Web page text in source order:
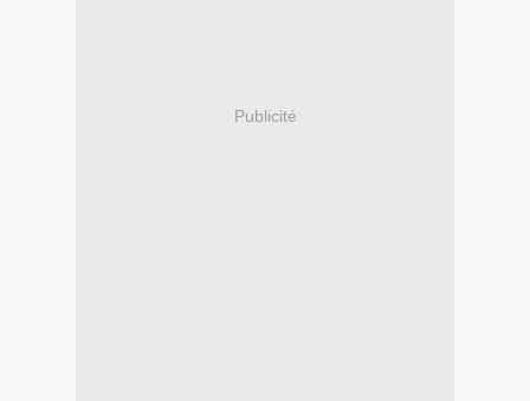
Publicité